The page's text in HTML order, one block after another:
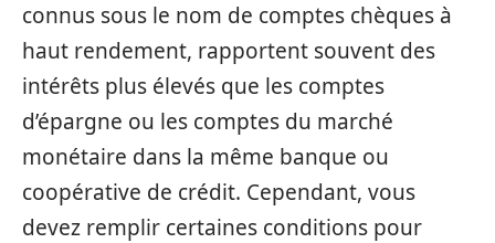
connus sous le nom de comptes chèques à
haut rendement, rapportent souvent des
intérêts plus élevés que les comptes
d’épargne ou les comptes du marché
monétaire dans la même banque ou
coopérative de crédit. Cependant, vous
devez remplir certaines conditions pour